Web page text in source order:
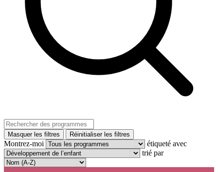
Masquer les filtres Réinitialiser les filtres
Montrez-moi
étiqueté avec
trié par